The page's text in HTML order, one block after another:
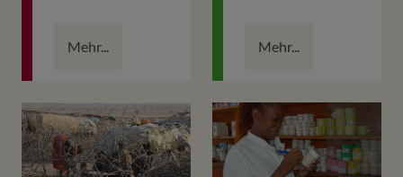
Mehr... Mehr...